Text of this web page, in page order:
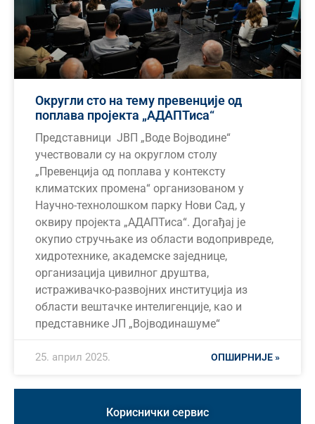
Округли сто на тему превенције од
поплава пројекта „АДАПТиса“
Представници ЈВП „Воде Војводине“
учествовали су на округлом столу
„Превенција од поплава у контексту
климатских промена“ организованом у
Научно-технолошком парку Нови Сад, у
оквиру пројекта „АДАПТиса“. Догађај је
окупио стручњаке из области водопривреде,
хидротехнике, академске заједнице,
организација цивилног друштва,
истраживачко-развојних институција из
области вештачке интелигенције, као и
представнике ЈП „Војводинашуме“
ОПШИРНИЈЕ »
25. април 2025.
Кориснички сервис